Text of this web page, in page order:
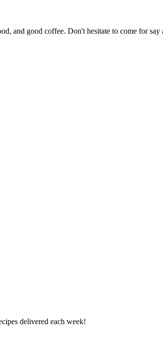
and good coffee. Don't hesitate to come for
delivered each week!